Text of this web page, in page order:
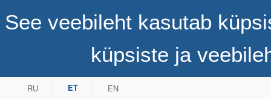
See veebileht kasutab
küpsiste ja
RU ET EN